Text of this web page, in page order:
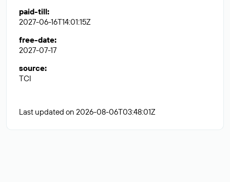
paid-till:
2027-06-16T14:01:15Z
free-date:
2027-07-17
source:
TCI
Last updated on 2026-08-06T03:48:01Z